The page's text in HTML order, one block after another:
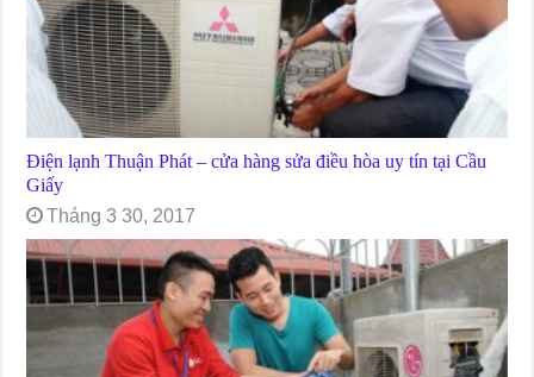
Điện lạnh Thuận Phát – cửa hàng sửa điều hòa uy tín tại Cầu
Giấy
Tháng 3 30, 2017